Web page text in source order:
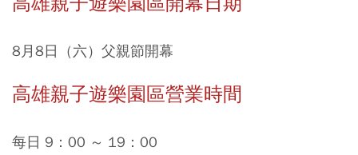
8月8日（六）父親節開幕
高雄親子遊樂園區營業時間
每日 9：00 ～ 19：00